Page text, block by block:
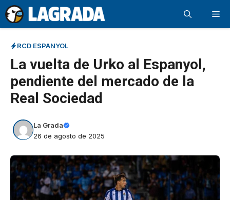
Saltar
al
contenido
RCD ESPANYOL
La vuelta de Urko al Espanyol,
pendiente del mercado de la
Real Sociedad
La Grada
26 de agosto de 2025